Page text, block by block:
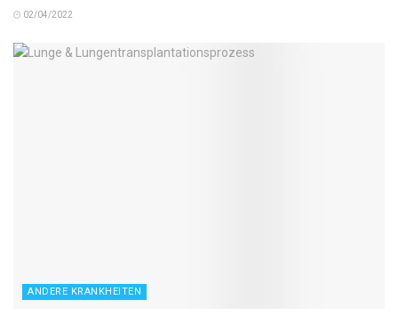
02/04/2022
ANDERE KRANKHEITEN